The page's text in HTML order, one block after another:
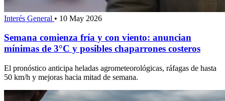
Interés General • 10 May 2026
Semana comienza fría y con viento: anuncian
mínimas de 3°C y posibles chaparrones costeros
El pronóstico anticipa heladas agrometeorológicas, ráfagas de hasta
50 km/h y mejoras hacia mitad de semana.